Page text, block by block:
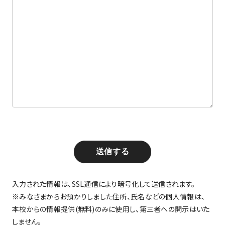
送信する
入力された情報は、SSL通信により暗号化して送信されます。
※みなさまからお預かりしました住所、氏名などの個人情報は、
本校からの情報提供(無料)のみに使用し、第三者への開示はいた
しません。